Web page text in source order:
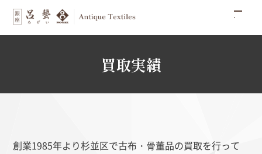
買取実績
創業1985年より杉並区で古布・骨董品の買取を行って